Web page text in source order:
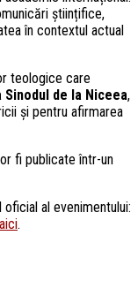
științifice,
în contextul actual
teologice care
Sinodul de la Niceea,
și pentru afirmarea
fi publicate într-un
al evenimentului:
aici.